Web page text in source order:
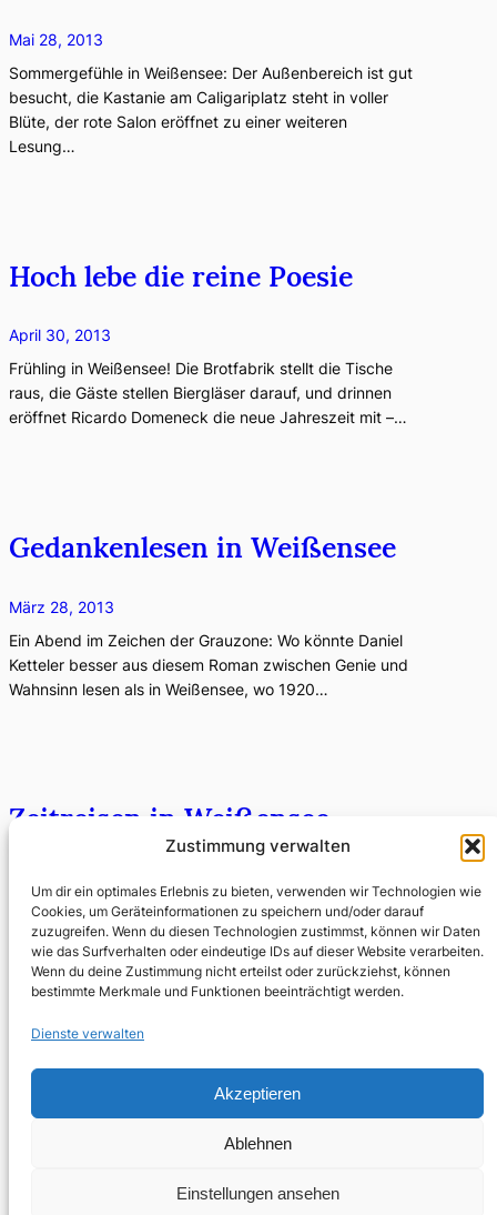
Zustimmung verwalten
Um dir ein optimales Erlebnis zu bieten, verwenden wir Technologien wie
Cookies, um Geräteinformationen zu speichern und/oder darauf
zuzugreifen. Wenn du diesen Technologien zustimmst, können wir Daten
wie das Surfverhalten oder eindeutige IDs auf dieser Website verarbeiten.
Wenn du deine Zustimmung nicht erteilst oder zurückziehst, können
bestimmte Merkmale und Funktionen beeinträchtigt werden.
Dienste verwalten
Akzeptieren
Ablehnen
Einstellungen ansehen
Mai 28, 2013
Sommergefühle in Weißensee: Der Außenbereich ist gut
besucht, die Kastanie am Caligariplatz steht in voller
Blüte, der rote Salon eröffnet zu einer weiteren
Lesung…
Hoch lebe die reine Poesie
April 30, 2013
Frühling in Weißensee! Die Brotfabrik stellt die Tische
raus, die Gäste stellen Biergläser darauf, und drinnen
eröffnet Ricardo Domeneck die neue Jahreszeit mit –…
Gedankenlesen in Weißensee
März 28, 2013
Ein Abend im Zeichen der Grauzone: Wo könnte Daniel
Ketteler besser aus diesem Roman zwischen Genie und
Wahnsinn lesen als in Weißensee, wo 1920…
Zeitreisen in Weißensee
Natürlich weiß ich, wo ich mich an diesem
Sonntagabend befinde: In der Brotfabrik Weißensee, an
der Kreuzung Ostseestraße/Prenzlauer Allee, genauer:
Caligariplatz 1, noch genauer:…